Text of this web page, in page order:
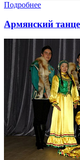
Подробнее
Армянский